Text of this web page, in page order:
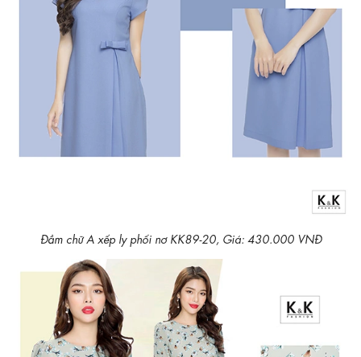
Đầm chữ A xếp ly phối nơ KK89-20, Giá: 430.000 VNĐ